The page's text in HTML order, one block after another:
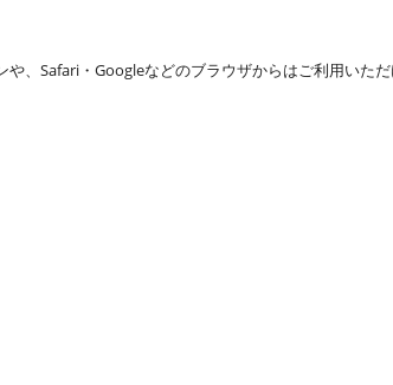
、Safari・Googleなどのブラウザからはご利用いただ